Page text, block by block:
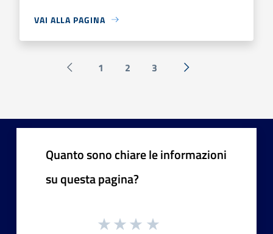
VAI ALLA PAGINA
Pagina precedente
1 2 3 Successiva »
Quanto sono chiare le informazioni
su questa pagina?